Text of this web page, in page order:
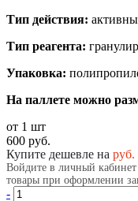
Тип действия:
Тип реагента:
Упаковка:
На паллете можно
от 1 шт
600 руб.
Купите дешевле на руб.
Войдите в личный
товары при оформлении
-